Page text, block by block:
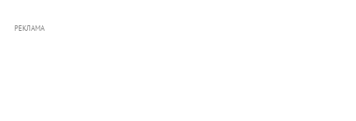
РЕКЛАМА